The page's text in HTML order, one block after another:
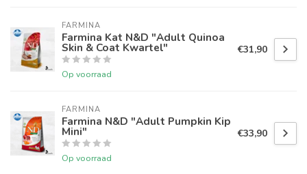
FARMINA
Farmina Kat N&D "Adult Quinoa
Skin & Coat Kwartel"
Op voorraad
€31,90
FARMINA
Farmina N&D "Adult Pumpkin Kip
Mini"
Op voorraad
€33,90